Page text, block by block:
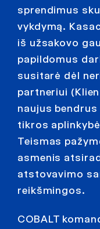
sprendimus
vykdymą.
iš užsakovo
papildomus
susitarė dėl
partneriui
naujus
tikros
Teismas
asmenis
atstovavimo
reikšmingos.
COBALT